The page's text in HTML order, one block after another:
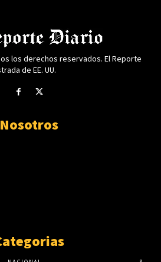
los derechos reservados. El Reporte
de EE. UU.
Nosotros